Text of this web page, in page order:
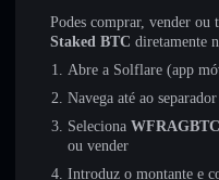
Podes comprar, vender ou
Staked BTC diretamente
Abre a Solflare (app
Navega até ao
Seleciona WFRAGBTC
ou vender
Introduz o montante e